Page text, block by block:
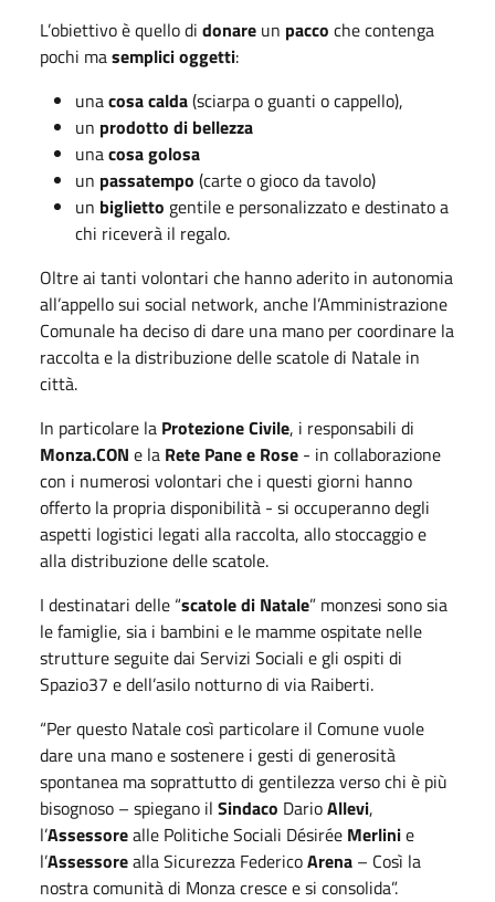
L’obiettivo è quello di donare un pacco che contenga
pochi masemplici oggetti:
unacosa calda(sciarpa o guanti o cappello),
un prodotto di bellezza
unacosa golosa
un passatempo (carte o gioco da tavolo)
un biglietto gentile e personalizzato e destinato a
chi riceverà il regalo.
Oltre ai tanti volontari che hanno aderito in autonomia
all’appello sui social network, anche l’Amministrazione
Comunale ha deciso di dare una mano per coordinare la
raccolta e la distribuzione delle scatole di Natale in
città.
In particolare la Protezione Civile, i responsabili di
Monza.CON e la Rete Pane e Rose - in collaborazione
con i numerosi volontari che i questi giorni hanno
offerto la propria disponibilità - si occuperanno degli
aspetti logistici legati alla raccolta, allo stoccaggio e
alla distribuzione delle scatole.
I destinatari delle “scatole di Natale” monzesi sono sia
le famiglie, sia i bambini e le mamme ospitate nelle
strutture seguite dai Servizi Sociali e gli ospiti di
Spazio37 e dell’asilo notturno di via Raiberti.
“Per questo Natale così particolare il Comune vuole
dare una mano e sostenere i gesti di generosità
spontanea ma soprattutto di gentilezza verso chi è più
bisognoso – spiegano il Sindaco DarioAllevi,
l’Assessorealle Politiche Sociali Désirée Merlinie
l’Assessorealla Sicurezza FedericoArena – Così la
nostra comunità di Monza cresce e si consolida”.